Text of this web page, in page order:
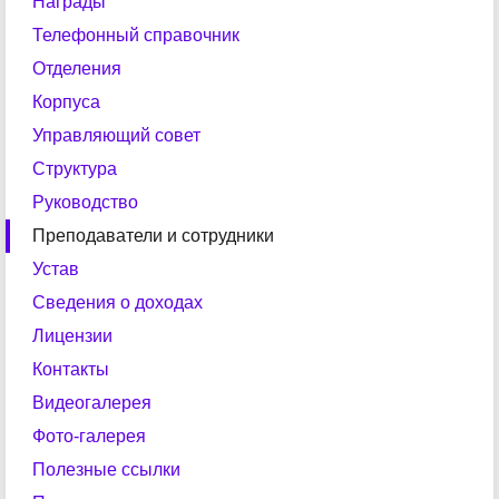
Телефонный справочник
Отделения
Корпуса
Управляющий совет
Структура
Руководство
Преподаватели и сотрудники
Устав
Сведения о доходах
Лицензии
Контакты
Видеогалерея
Фото-галерея
Полезные ссылки